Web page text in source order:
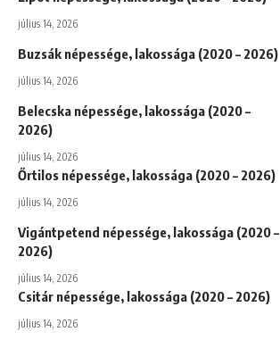
július 14, 2026
Buzsák népessége, lakossága (2020 – 2026)
július 14, 2026
Belecska népessége, lakossága (2020 –
2026)
július 14, 2026
Őrtilos népessége, lakossága (2020 – 2026)
július 14, 2026
Vigántpetend népessége, lakossága (2020 –
2026)
július 14, 2026
Csitár népessége, lakossága (2020 – 2026)
július 14, 2026